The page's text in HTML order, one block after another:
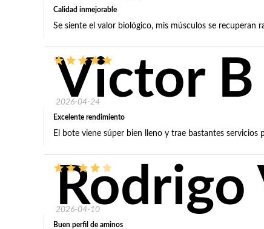
Calidad inmejorable
Se siente el valor biológico, mis músculos se recuperan
Victor B
2026-04-24
Excelente rendimiento
El bote viene súper bien lleno y trae bastantes servicios
Rodrigo
2026-04-10
Buen perfil de aminos